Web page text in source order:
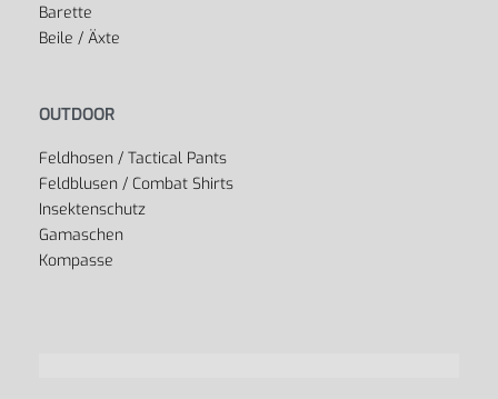
Barette
Beile / Äxte
OUTDOOR
Feldhosen / Tactical Pants
Feldblusen / Combat Shirts
Insektenschutz
Gamaschen
Kompasse